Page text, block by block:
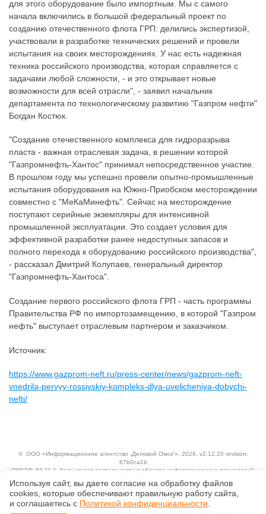
для этого оборудование было импортным. Мы с самого
начала включились в большой федеральный проект по
созданию отечественного флота ГРП: делились экспертизой,
участвовали в разработке технических решений и провели
испытания на своих месторождениях. У нас есть надежная
техника российского производства, которая справляется с
задачами любой сложности, - и это открывает новые
возможности для всей отрасли", - заявил начальник
департамента по технологическому развитию "Газпром нефти"
Богдан Костюк.
"Создание отечественного комплекса для гидроразрыва
пласта - важная отраслевая задача, в решении которой
"Газпромнефть-Хантос" принимал непосредственное участие.
В прошлом году мы успешно провели опытно-промышленные
испытания оборудования на Южно-Приобском месторождении
совместно с "МеКаМинефть". Сейчас на месторождение
поступают серийные экземпляры для интенсивной
промышленной эксплуатации. Это создает условия для
эффективной разработки ранее недоступных запасов и
полного перехода к оборудованию российского производства",
- рассказал Дмитрий Колупаев, генеральный директор
"Газпромнефть-Хантоса".
Создание первого российского флота ГРП - часть программы
Правительства РФ по импортозамещению, в которой "Газпром
нефть" выступает отраслевым партнером и заказчиком.
Источник:
https://www.gazprom-neft.ru/press-center/news/gazprom-neft-
vnedrila-pervyy-rossiyskiy-kompleks-dlya-uvelicheniya-dobychi-
nefti/
© ООО «Информационное агентство „Деловой Омск“» , 2026, v2.12.20 revision:
67b0ca1b
ОКВЭД: 63.11.1, Коды видов деятельности в области информационных технологий:
Ценовая политика
Технологии
Используя сайт, вы даете согласие на обработку файлов
сооkiеs, которые обеспечивают правильную работу сайта,
и соглашаетесь с Политикой конфиденциальности.